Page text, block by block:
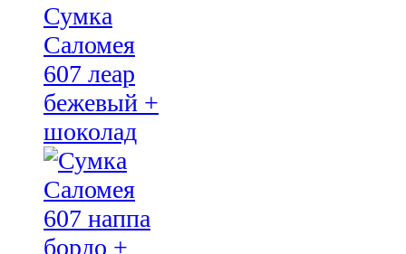
Сумка
Саломея
607 леар
бежевый +
шоколад